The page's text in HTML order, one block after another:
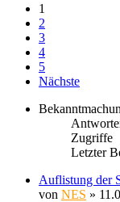
1
2
3
4
5
Nächste
Zugriffe
Letzter
Auflistung der
von NES »